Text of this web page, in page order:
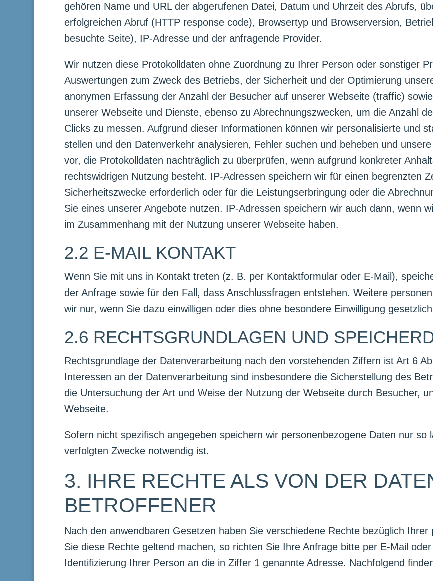
gehören Name und URL der abgerufenen Datei, Datum und Uhrzeit des Abrufs,
erfolgreichen Abruf (HTTP response code), Browsertyp und Browserversion,
besuchte Seite), IP-Adresse und der anfragende Provider.
Wir nutzen diese Protokolldaten ohne Zuordnung zu Ihrer Person oder sonstiger
Auswertungen zum Zweck des Betriebs, der Sicherheit und der Optimierung
anonymen Erfassung der Anzahl der Besucher auf unserer Webseite (traffic)
unserer Webseite und Dienste, ebenso zu Abrechnungszwecken, um die Anzahl
Clicks zu messen. Aufgrund dieser Informationen können wir personalisierte und
stellen und den Datenverkehr analysieren, Fehler suchen und beheben und
vor, die Protokolldaten nachträglich zu überprüfen, wenn aufgrund konkreter
rechtswidrigen Nutzung besteht. IP-Adressen speichern wir für einen begrenzten
Sicherheitszwecke erforderlich oder für die Leistungserbringung oder die
Sie eines unserer Angebote nutzen. IP-Adressen speichern wir auch dann, wenn
im Zusammenhang mit der Nutzung unserer Webseite haben.
2.2 E-MAIL KONTAKT
Wenn Sie mit uns in Kontakt treten (z. B. per Kontaktformular oder E-Mail),
der Anfrage sowie für den Fall, dass Anschlussfragen entstehen. Weitere
wir nur, wenn Sie dazu einwilligen oder dies ohne besondere Einwilligung
2.6 RECHTSGRUNDLAGEN UND
Rechtsgrundlage der Datenverarbeitung nach den vorstehenden Ziffern ist Art 6
Interessen an der Datenverarbeitung sind insbesondere die Sicherstellung des
die Untersuchung der Art und Weise der Nutzung der Webseite durch Besucher,
Webseite.
Sofern nicht spezifisch angegeben speichern wir personenbezogene Daten nur so
verfolgten Zwecke notwendig ist.
3. IHRE RECHTE ALS VON DER
BETROFFENER
Nach den anwendbaren Gesetzen haben Sie verschiedene Rechte bezüglich
Sie diese Rechte geltend machen, so richten Sie Ihre Anfrage bitte per E-Mail
Identifizierung Ihrer Person an die in Ziffer 1 genannte Adresse. Nachfolgend